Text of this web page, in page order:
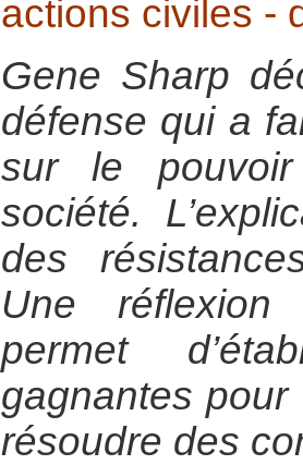
actions civiles -
Gene Sharp
défense qui a
sur le
société.
des
Une
permet
gagnantes
résoudre des